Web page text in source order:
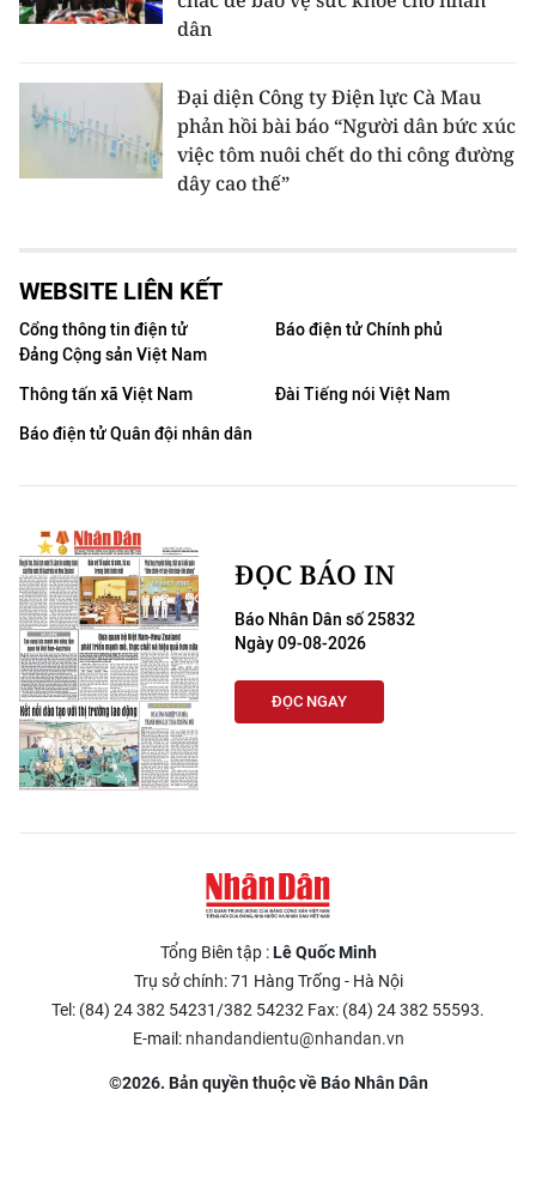
dân
Đại diện Công ty Điện lực Cà Mau
phản hồi bài báo “Người dân bức xúc
việc tôm nuôi chết do thi công đường
dây cao thế”
WEBSITE LIÊN KẾT
Cổng thông tin điện tử
Đảng Cộng sản Việt Nam
Báo điện tử Chính phủ
Thông tấn xã Việt Nam
Đài Tiếng nói Việt Nam
Báo điện tử Quân đội nhân dân
ĐỌC BÁO IN
Báo Nhân Dân số 25832
Ngày 09-08-2026
ĐỌC NGAY
Tổng Biên tập :Lê Quốc Minh
Trụ sở chính: 71 Hàng Trống - Hà Nội
Tel: (84) 24 382 54231/382 54232 Fax: (84) 24 382 55593.
E-mail: nhandandientu@nhandan.vn
©2026. Bản quyền thuộc về Báo Nhân Dân